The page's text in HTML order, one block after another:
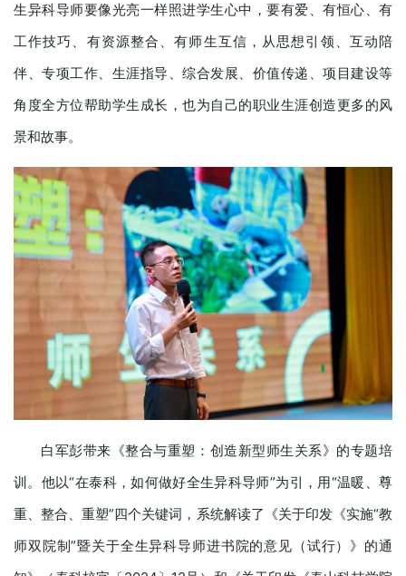
生异科导师要像光亮一样照进学生心中，要有爱、有恒心、有
工作技巧、有资源整合、有师生互信，从思想引领、互动陪
伴、专项工作、生涯指导、综合发展、价值传递、项目建设等
角度全方位帮助学生成长，也为自己的职业生涯创造更多的风
景和故事。
白军彭带来《整合与重塑：创造新型师生关系》的专题培
训。他以“在泰科，如何做好全生异科导师”为引，用“温暖、尊
重、整合、重塑”四个关键词，系统解读了《关于印发《实施“教
师双院制”暨关于全生异科导师进书院的意见（试行）》的通